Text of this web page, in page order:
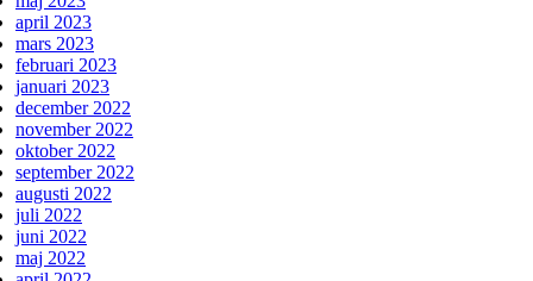
april 2023
mars 2023
februari 2023
januari 2023
december 2022
november 2022
oktober 2022
september 2022
augusti 2022
juli 2022
juni 2022
maj 2022